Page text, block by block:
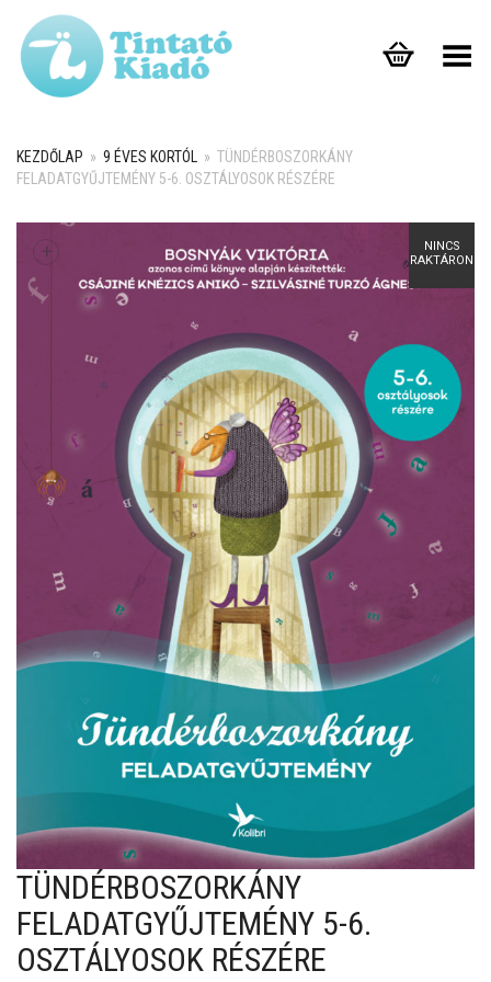
Toggle Menu
KEZDŐLAP » 9 ÉVES KORTÓL » TÜNDÉRBOSZORKÁNY
FELADATGYŰJTEMÉNY 5-6. OSZTÁLYOSOK RÉSZÉRE
NINCS
RAKTÁRON
+
TÜNDÉRBOSZORKÁNY
FELADATGYŰJTEMÉNY 5-6.
OSZTÁLYOSOK RÉSZÉRE